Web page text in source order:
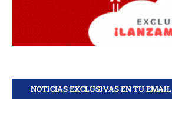
NOTICIAS EXCLUSIVAS EN TU EMAIL